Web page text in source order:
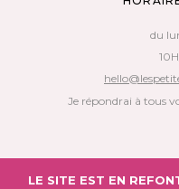
du
Je répondrai à tous
Copyright 2018 –